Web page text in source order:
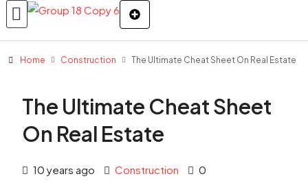
Home Construction The Ultimate Cheat Sheet On Real Estate
The Ultimate Cheat Sheet
On Real Estate
10 years ago Construction 0